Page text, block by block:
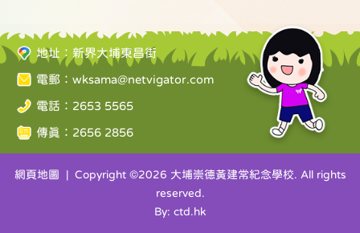
地址：新界大埔東昌街
電郵： wksama@netvigator.com
電話：2653 5565
傳真：2656 2856
網頁地圖 | Copyright ©2026 大埔崇德黃建常紀念學校. All rights
reserved.
By: ctd.hk